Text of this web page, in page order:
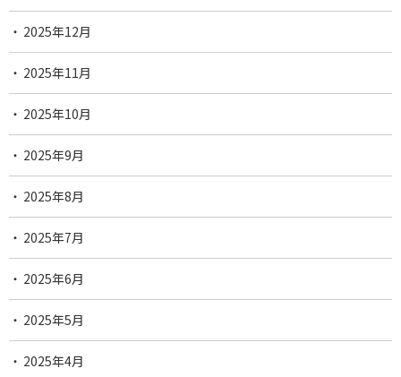
2025年12月
2025年11月
2025年10月
2025年9月
2025年8月
2025年7月
2025年6月
2025年5月
2025年4月